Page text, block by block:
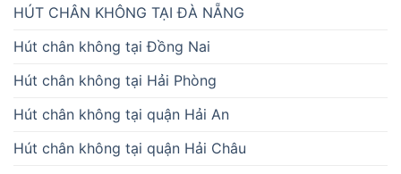
HÚT CHÂN KHÔNG TẠI ĐÀ NẴNG
Hút chân không tại Đồng Nai
Hút chân không tại Hải Phòng
Hút chân không tại quận Hải An
Hút chân không tại quận Hải Châu